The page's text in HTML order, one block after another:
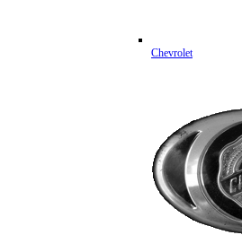
Chevrolet